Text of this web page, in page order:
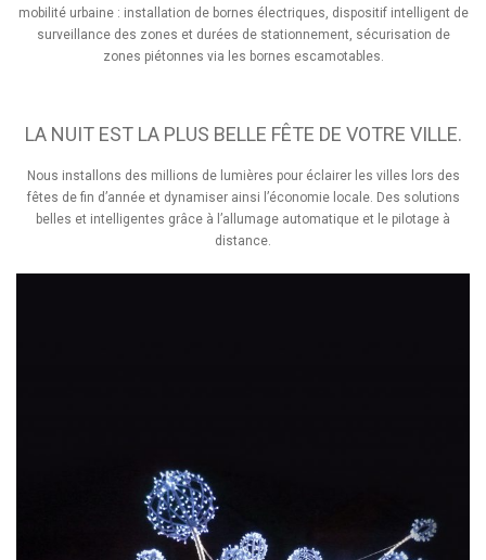
mobilité urbaine : installation de bornes électriques, dispositif intelligent de
surveillance des zones et durées de stationnement, sécurisation de
zones piétonnes via les bornes escamotables.
LA NUIT EST LA PLUS BELLE FÊTE DE VOTRE VILLE.
Nous installons des millions de lumières pour éclairer les villes lors des
fêtes de fin d’année et dynamiser ainsi l’économie locale. Des solutions
belles et intelligentes grâce à l’allumage automatique et le pilotage à
distance.